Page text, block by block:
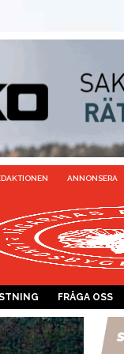
ANNONSERA
FRÅGA OSS